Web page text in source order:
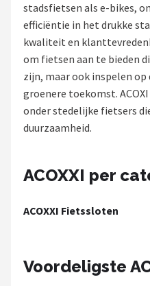
Elektrische fietsen
Shop
POPULAIRE MERKEN
Basil
Volare
New Looxs
stadsfietsen als e-bikes,
efficiëntie in het drukke
kwaliteit en
om fietsen aan te bieden
zijn, maar ook inspelen op
groenere toekomst.
onder stedelijke fietsers
duurzaamheid.
ACOXXI per
ACOXXI Fietssloten
Voordeligste